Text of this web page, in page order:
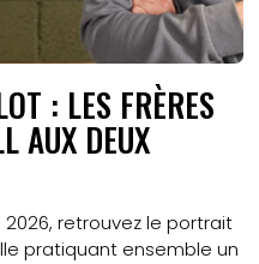
: LES FRÈRES
AUX DEUX
retrouvez le portrait
pratiquant ensemble un